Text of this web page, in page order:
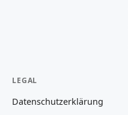
LEGAL
Datenschutzerklärung